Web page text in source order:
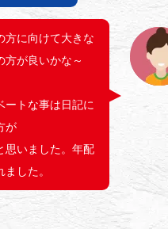
方に向けて大きな
方が良いかな～
ートな事は日記に
が
思いました。年配
した。